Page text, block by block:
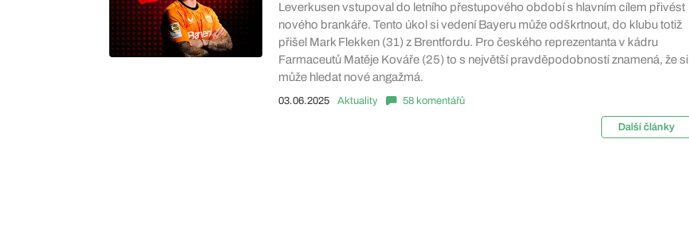
Leverkusen vstupoval do letního přestupového období s hlavním cílem přivést
nového brankáře. Tento úkol si vedení Bayeru může odškrtnout, do klubu totiž
přišel Mark Flekken (31) z Brentfordu. Pro českého reprezentanta v kádru
Farmaceutů Matěje Kováře (25) to s největší pravděpodobností znamená, že si
může hledat nové angažmá.
03.06.2025 Aktuality 58 komentářů
Další články